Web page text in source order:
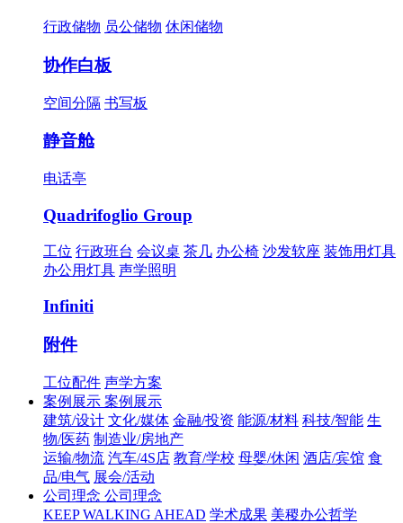
行政储物 员公储物 休闲储物
协作白板
空间分隔 书写板
静音舱
电话亭
Quadrifoglio Group
工位 行政班台 会议桌 茶几 办公椅 沙发软座 装饰用灯具
办公用灯具 声学照明
Infiniti
附件
工位配件 声学方案
案例展示 案例展示
建筑/设计 文化/媒体 金融/投资 能源/材料 科技/智能 生
物/医药 制造业/房地产
运输/物流 汽车/4S店 教育/学校 母婴/休闲 酒店/宾馆 食
品/电气 展会/活动
公司理念 公司理念
KEEP WALKING AHEAD 学术成果 美稷办公哲学